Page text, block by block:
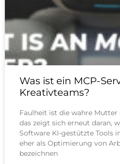
Was ist ein MCP-
Kreativteams?
Faulheit ist die wahre Mutter
das zeigt sich erneut daran,
Software KI-gestützte Tools
eher als Optimierung von
bezeichnen